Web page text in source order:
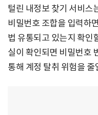
털린 내정보 찾기 서비스
비밀번호 조합을 입력하
법 유통되고 있는지 확인
실이 확인되면 비밀번호
통해 계정 탈취 위험을 줄